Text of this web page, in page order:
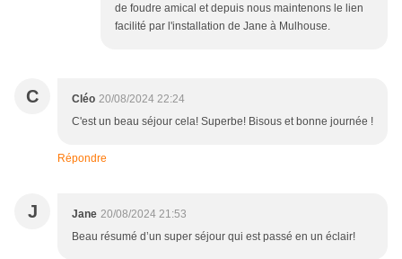
de foudre amical et depuis nous maintenons le lien
facilité par l'installation de Jane à Mulhouse.
C Cléo 20/08/2024 22:24
C'est un beau séjour cela! Superbe! Bisous et bonne journée !
Répondre
J Jane 20/08/2024 21:53
Beau résumé d’un super séjour qui est passé en un éclair!